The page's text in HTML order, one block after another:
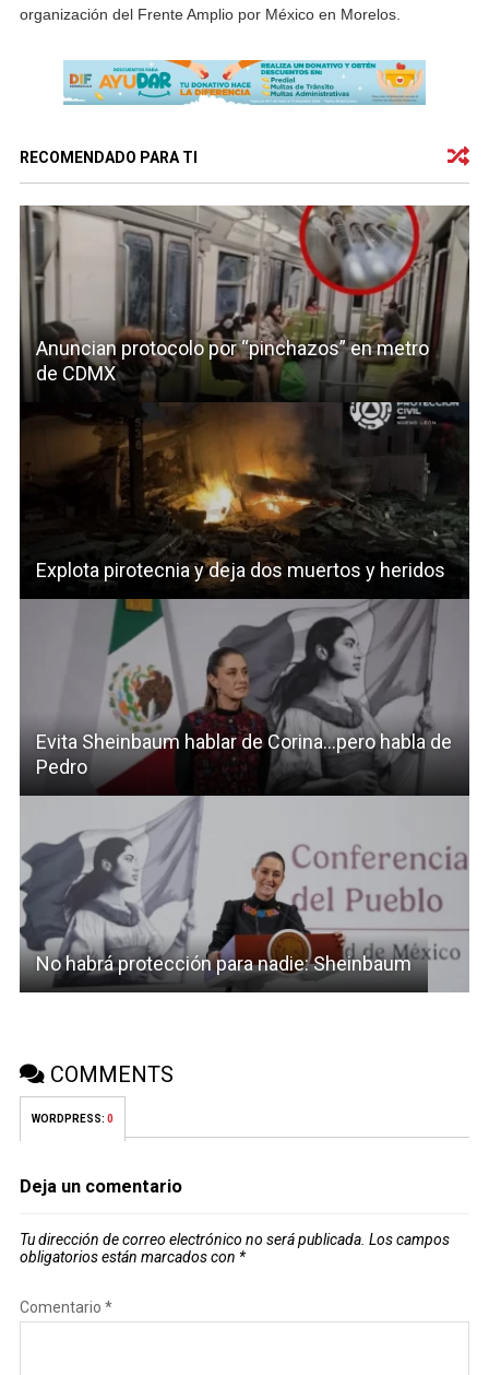
organización del Frente Amplio por México en Morelos.
RECOMENDADO PARA TI
Anuncian protocolo por “pinchazos” en metro
de CDMX
Explota pirotecnia y deja dos muertos y heridos
Evita Sheinbaum hablar de Corina…pero habla de
Pedro
No habrá protección para nadie: Sheinbaum
COMMENTS
WORDPRESS: 0
Deja un comentario
Tu dirección de correo electrónico no será publicada. Los campos
obligatorios están marcados con *
Comentario *